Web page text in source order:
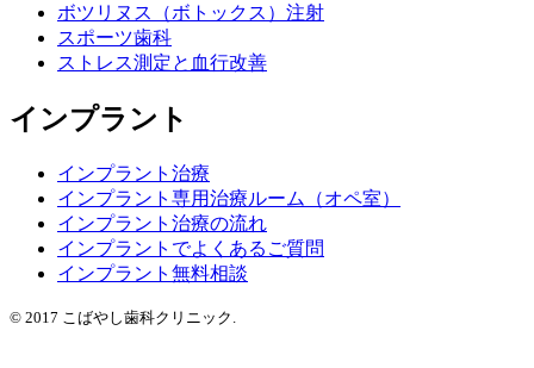
ボツリヌス（ボトックス）注射
スポーツ歯科
ストレス測定と血行改善
インプラント
インプラント治療
インプラント専用治療ルーム（オペ室）
インプラント治療の流れ
インプラントでよくあるご質問
インプラント無料相談
© 2017 こばやし歯科クリニック.